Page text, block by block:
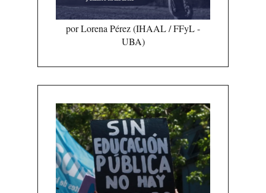
por Lorena Pérez (IHAAL / FFyL -
UBA)